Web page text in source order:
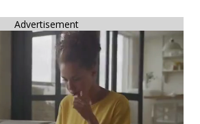
Advertisement